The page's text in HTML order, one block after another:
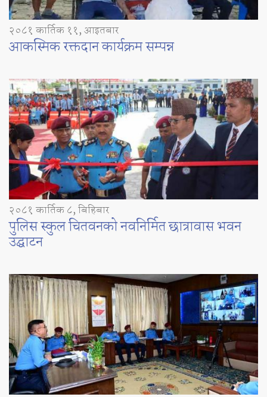
२०८१ कार्तिक ११, आइतबार
आकस्मिक रक्तदान कार्यक्रम सम्पन्न
२०८१ कार्तिक ८, बिहिबार
पुलिस स्कुल चितवनको नवनिर्मित छात्रावास भवन
उद्घाटन